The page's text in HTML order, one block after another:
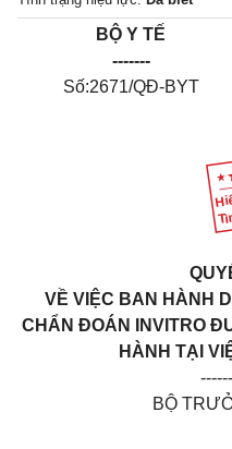
BỘ Y TẾ
-------
Số:2671/QĐ-BYT
VỀ VIỆC BAN HÀNH
CHẨN ĐOÁN INVITRO
HÀNH TẠI
BỘ